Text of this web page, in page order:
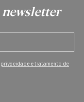
newsletter
privacidade e tratamento de